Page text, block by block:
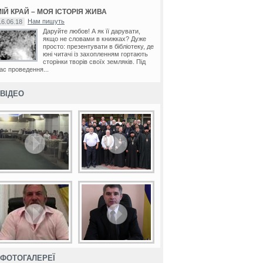
КРАЙ – МОЯ ІСТОРІЯ ЖИВА
Нам пишуть
Даруйте любов! А як її дарувати,
якщо не словами в книжках? Дуже
просто: презентувати в бібліотеку, де
юні читачі із захопленням гортають
сторінки творів своїх земляків. Під
проведення...
ВІДЕО
ФОТОГАЛЕРЕЇ